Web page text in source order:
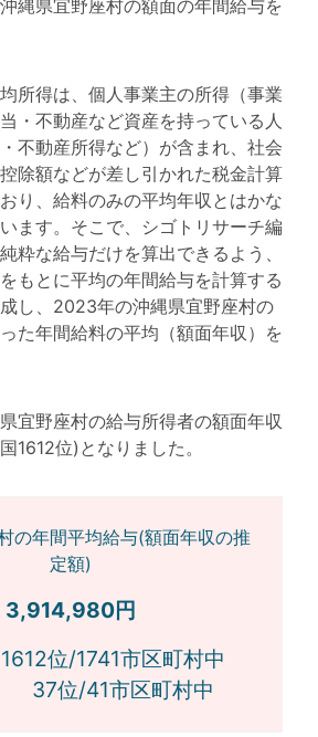
縄県宜野座村の額面の年間給与を
所得は、個人事業主の所得（事業
・不動産など資産を持っている人
不動産所得など）が含まれ、社会
除額などが差し引かれた税金計算
り、給料のみの平均年収とはかな
ます。そこで、シゴトリサーチ編
粋な給与だけを算出できるよう、
もとに平均の年間給与を計算する
し、2023年の沖縄県宜野座村の
た年間給料の平均（額面年収）を
宜野座村の給与所得者の額面年収
1612位)となりました。
の年間平均給与(額面年収の推
定額)
3,914,980円
位/1741市区町村中
37位/41市区町村中